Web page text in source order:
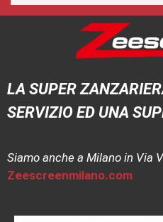
LA SUPER
SERVIZIO ED UNA
Siamo anche a Milano in Via
Zeescreenmilano.com